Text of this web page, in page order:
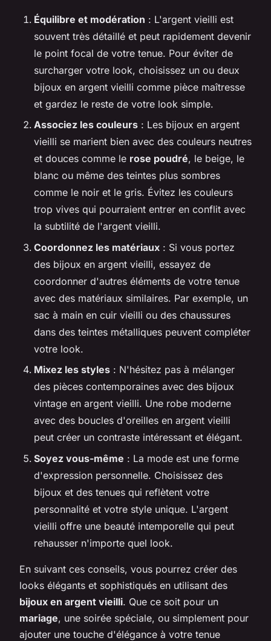
Équilibre et modération : L'argent vieilli est
souvent très détaillé et peut rapidement devenir
le point focal de votre tenue. Pour éviter de
surcharger votre look, choisissez un ou deux
bijoux en argent vieilli comme pièce maîtresse
et gardez le reste de votre look simple.
Associez les couleurs : Les bijoux en argent
vieilli se marient bien avec des couleurs neutres
et douces comme le rose poudré, le beige, le
blanc ou même des teintes plus sombres
comme le noir et le gris. Évitez les couleurs
trop vives qui pourraient entrer en conflit avec
la subtilité de l'argent vieilli.
Coordonnez les matériaux : Si vous portez
des bijoux en argent vieilli, essayez de
coordonner d'autres éléments de votre tenue
avec des matériaux similaires. Par exemple, un
sac à main en cuir vieilli ou des chaussures
dans des teintes métalliques peuvent compléter
votre look.
Mixez les styles : N'hésitez pas à mélanger
des pièces contemporaines avec des bijoux
vintage en argent vieilli. Une robe moderne
avec des boucles d'oreilles en argent vieilli
peut créer un contraste intéressant et élégant.
Soyez vous-même : La mode est une forme
d'expression personnelle. Choisissez des
bijoux et des tenues qui reflètent votre
personnalité et votre style unique. L'argent
vieilli offre une beauté intemporelle qui peut
rehausser n'importe quel look.
En suivant ces conseils, vous pourrez créer des
looks élégants et sophistiqués en utilisant des
bijoux en argent vieilli. Que ce soit pour un
mariage, une soirée spéciale, ou simplement pour
ajouter une touche d'élégance à votre tenue